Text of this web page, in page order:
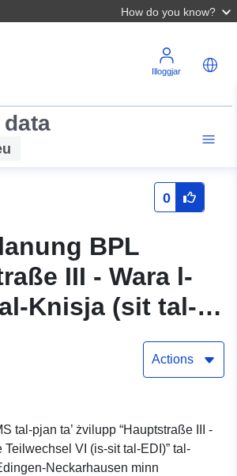
How do you know?
Illoggjar
0
BPL
III - Wara l-
Knisja (sit tal-
Actions
tal-pjan ta’ żvilupp “Hauptstraße III -
Teilwechsel VI (is-sit tal-EDI)” tal-
Neckarhausen minn